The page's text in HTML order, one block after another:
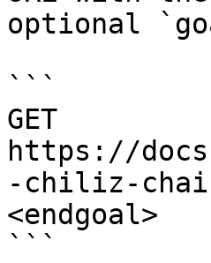
optional
```
GET
https://
-chiliz-
<endgoal>
```